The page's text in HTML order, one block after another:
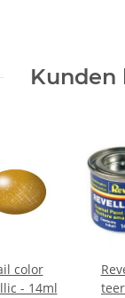
Kunden
color
- 14ml